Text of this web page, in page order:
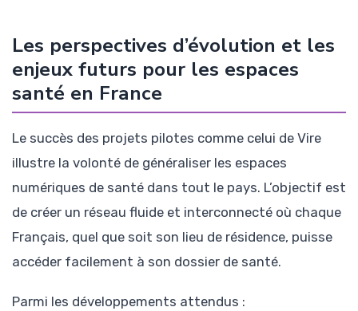
Les perspectives d’évolution et les
enjeux futurs pour les espaces
santé en France
Le succès des projets pilotes comme celui de Vire
illustre la volonté de généraliser les espaces
numériques de santé dans tout le pays. L’objectif est
de créer un réseau fluide et interconnecté où chaque
Français, quel que soit son lieu de résidence, puisse
accéder facilement à son dossier de santé.
Parmi les développements attendus :